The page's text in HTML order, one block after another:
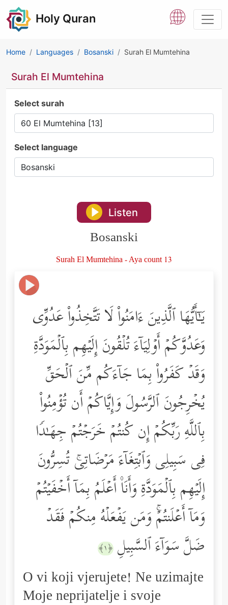
Holy Quran
Home Languages Bosanski Surah El Mumtehina
Surah El Mumtehina
Select surah
Select language
Listen
Bosanski
Surah El Mumtehina - Aya count 13
یَـٰۤأَیُّهَا ٱلَّذِینَ ءَامَنُواْ لَا تَتَّخِذُواْ عَدُوِّی
وَعَدُوَّكُمۡ أَوۡلِیَاۤءَ تُلۡقُونَ إِلَیۡهِم بِٱلۡمَوَدَّةِ
وَقَدۡ كَفَرُواْ بِمَا جَاۤءَكُم مِّنَ ٱلۡحَقِّ
یُخۡرِجُونَ ٱلرَّسُولَ وَإِیَّاكُمۡ أَن تُؤۡمِنُواْ
بِٱللَّهِ رَبِّكُمۡ إِن كُنتُمۡ خَرَجۡتُمۡ جِهَـٰدࣰا
فِی سَبِیلِی وَٱبۡتِغَاۤءَ مَرۡضَاتِیۚ تُسِرُّونَ
إِلَیۡهِم بِٱلۡمَوَدَّةِ وَأَنَا۠ أَعۡلَمُ بِمَاۤ أَخۡفَیۡتُمۡ
وَمَاۤ أَعۡلَنتُمۡۚ وَمَن یَفۡعَلۡهُ مِنكُمۡ فَقَدۡ
ضَلَّ سَوَاۤءَ ٱلسَّبِیلِ ﴿١﴾
O vi koji vjerujete! Ne uzimajte
Moje neprijatelje i svoje